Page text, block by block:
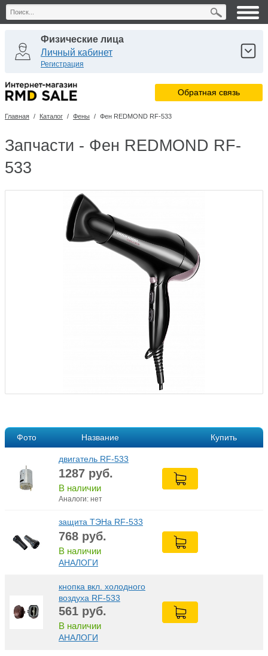
Физические лица
Личный кабинет
Регистрация
Юридические лица
Личный кабинет
Личный кабинет
Обратная связь
Главная / Каталог / Фены / Фен REDMOND RF-533
Запчасти - Фен REDMOND RF-
533
Фото Название Купить
двигатель RF-533
1287 руб.
В наличии
Аналоги: нет
защита ТЭНа RF-533
768 руб.
В наличии
АНАЛОГИ
кнопка вкл. холодного
воздуха RF-533
561 руб.
В наличии
АНАЛОГИ